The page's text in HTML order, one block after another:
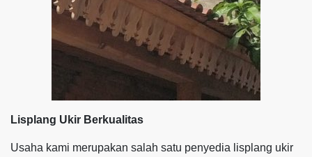
Lisplang Ukir Berkualitas
Usaha kami merupakan salah satu penyedia lisplang ukir